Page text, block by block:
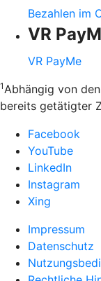
Bezahlen im
VR
VR PayMe
1Abhängig von
bereits getätigter
Facebook
YouTube
LinkedIn
Instagram
Xing
Impressum
Datenschutz